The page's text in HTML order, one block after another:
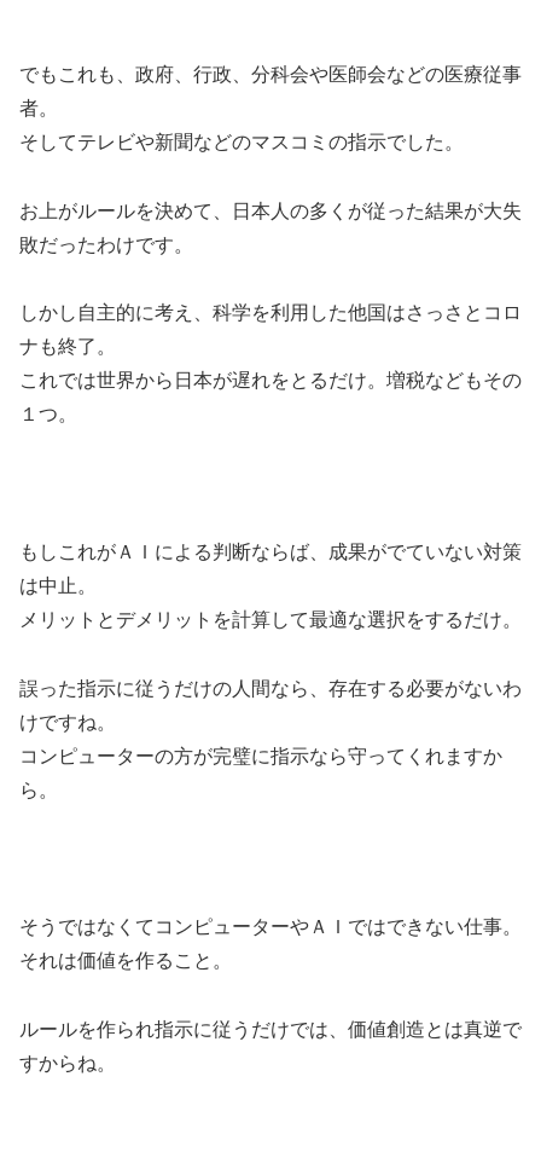
でもこれも、政府、行政、分科会や医師会などの医療従事
者。
そしてテレビや新聞などのマスコミの指示でした。
お上がルールを決めて、日本人の多くが従った結果が大失
敗だったわけです。
しかし自主的に考え、科学を利用した他国はさっさとコロ
ナも終了。
これでは世界から日本が遅れをとるだけ。増税などもその
１つ。
もしこれがＡＩによる判断ならば、成果がでていない対策
は中止。
メリットとデメリットを計算して最適な選択をするだけ。
誤った指示に従うだけの人間なら、存在する必要がないわ
けですね。
コンピューターの方が完璧に指示なら守ってくれますか
ら。
そうではなくてコンピューターやＡＩではできない仕事。
それは価値を作ること。
ルールを作られ指示に従うだけでは、価値創造とは真逆で
すからね。